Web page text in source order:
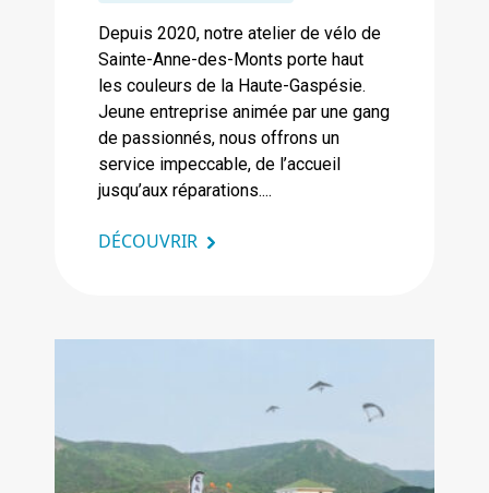
Depuis 2020, notre atelier de vélo de
Sainte-Anne-des-Monts porte haut
les couleurs de la Haute-Gaspésie.
Jeune entreprise animée par une gang
de passionnés, nous offrons un
service impeccable, de l’accueil
jusqu’aux réparations....
DÉCOUVRIR